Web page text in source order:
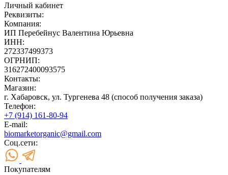
Личный кабинет
Реквизиты:
Компания:
ИП Перебейнус Валентина Юрьевна
ИНН:
272337499373
ОГРНИП:
316272400093575
Контакты:
Магазин:
г. Хабаровск, ул. Тургенева 48 (способ получения заказа)
Телефон:
+7 (914) 161-80-94
E-mail:
biomarketorganic@gmail.com
Соц.сети:
Покупателям